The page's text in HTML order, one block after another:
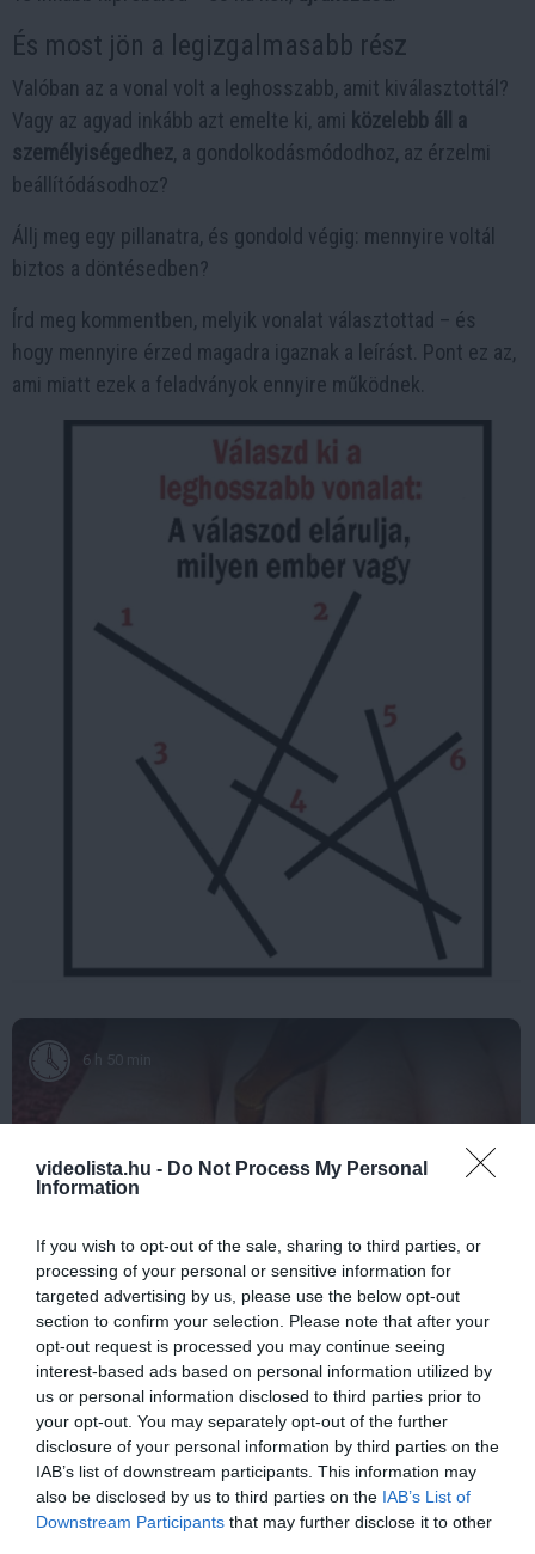
videolista.hu - Do Not Process My Personal
Information
If you wish to opt-out of the sale, sharing to third parties, or
processing of your personal or sensitive information for
targeted advertising by us, please use the below opt-out
section to confirm your selection. Please note that after your
opt-out request is processed you may continue seeing
interest-based ads based on personal information utilized by
us or personal information disclosed to third parties prior to
your opt-out. You may separately opt-out of the further
disclosure of your personal information by third parties on the
IAB’s list of downstream participants. This information may
also be disclosed by us to third parties on the IAB’s List of
Downstream Participants that may further disclose it to other
És most jön a legizgalmasabb rész
Valóban az a vonal volt a leghosszabb, amit kiválasztottál?
Vagy az agyad inkább azt emelte ki, ami közelebb áll a
személyiségedhez, a gondolkodásmódodhoz, az érzelmi
beállítódásodhoz?
Állj meg egy pillanatra, és gondold végig: mennyire voltál
biztos a döntésedben?
Írd meg kommentben, melyik vonalat választottad – és
hogy mennyire érzed magadra igaznak a leírást. Pont ez az,
ami miatt ezek a feladványok ennyire működnek.
6 h 50 min
Fungus Is A Parasite, And It Dies From A Drop Of
Plain...
472 162 370